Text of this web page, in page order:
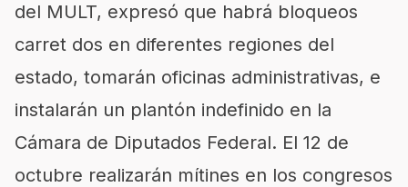
del MULT, expresó que habrá bloqueos
carret dos en diferentes regiones del
estado, tomarán oficinas administrativas, e
instalarán un plantón indefinido en la
Cámara de Diputados Federal. El 12 de
octubre realizarán mítines en los congresos